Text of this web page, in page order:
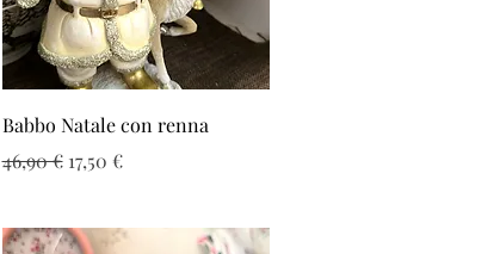
Vista rapida
Babbo Natale con renna
Prezzo regolare
46,90 € Prezzo scontato
17,50 €